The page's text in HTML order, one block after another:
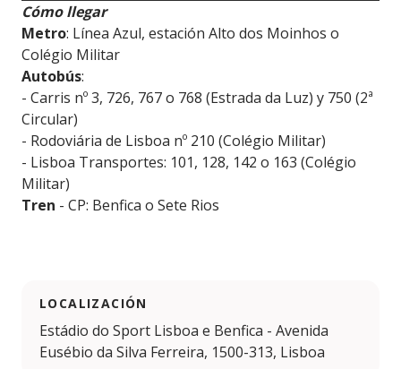
Cómo llegar
Metro: Línea Azul, estación Alto dos Moinhos o
Colégio Militar
Autobús:
- Carris nº 3, 726, 767 o 768 (Estrada da Luz) y 750 (2ª
Circular)
- Rodoviária de Lisboa nº 210 (Colégio Militar)
- Lisboa Transportes: 101, 128, 142 o 163 (Colégio
Militar)
Tren - CP: Benfica o Sete Rios
LOCALIZACIÓN
Estádio do Sport Lisboa e Benfica - Avenida
Eusébio da Silva Ferreira, 1500-313, Lisboa